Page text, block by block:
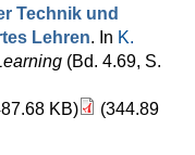
Technik und
Lehren. In K.
(Bd. 4.69, S.
KB)
(344.89